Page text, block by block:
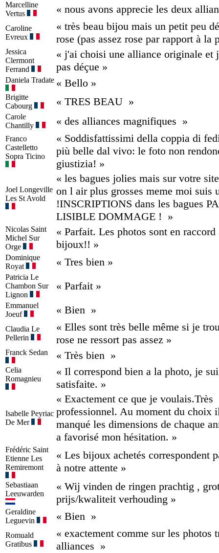
Marcelline
Vertus
« nous avons apprecie les deux
Caroline
Evreux
« très beau bijou mais un petit peu
rose (pas assez rose par rapport à la
Jessica
Clermont
Ferrand
« j'ai choisi une alliance originale et
pas déçue »
Daniela Tradate « Bello »
Brigitte
Cabourg
« TRES BEAU »
Carole
Chantilly
« des alliances magnifiques »
Franco
Castelletto
Sopra Ticino
« Soddisfattissimi della coppia di
più belle dal vivo: le foto non
giustizia! »
Joel Longeville
Les St Avold
« les bagues jolies mais sur votre
on l air plus grosses meme moi suis
!INSCRIPTIONS dans les bagues
LISIBLE DOMMAGE ! »
Nicolas Saint
Michel Sur
Orge
« Parfait. Les photos sont en raccord
bijoux!! »
Dominique
Royat
« Tres bien »
Patricia Le
Chambon Sur
Lignon
« Parfait »
Emmanuel
Joeuf
« Bien »
Claudia Le
Pellerin
« Elles sont très belle même si je
rose ne ressort pas assez »
Franck Sedan « Très bien »
Celia
Romagnieu
« Il correspond bien a la photo, je
satisfaite. »
Isabelle Peyriac
De Mer
« Exactement ce que je voulais.Très
professionnel. Au moment du choix
manqué les dimensions de chaque
a favorisé mon hésitation. »
Frédéric Saint
Etienne Les
Remiremont
« Les bijoux achetés correspondent
à notre attente »
Sebastiaan
Leeuwarden
« Wij vinden de ringen prachtig ,
prijs/kwaliteit verhouding »
Geraldine
Leguevin
« Bien »
Romuald
Gratibus
« exactement comme sur les photos
alliances »